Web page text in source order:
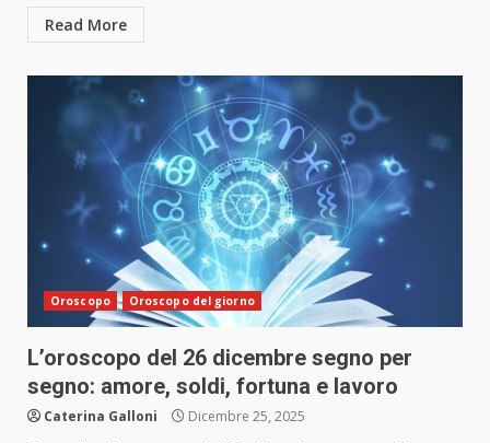
Read More
Oroscopo Oroscopo del giorno
L’oroscopo del 26 dicembre segno per
segno: amore, soldi, fortuna e lavoro
Caterina Galloni Dicembre 25, 2025